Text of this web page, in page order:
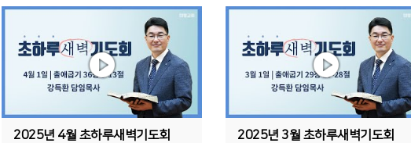
2025년 4월 초하루새벽기도회 2025년 3월 초하루새벽기도회